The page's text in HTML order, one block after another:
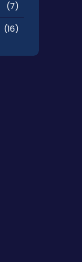
(7)
(16)